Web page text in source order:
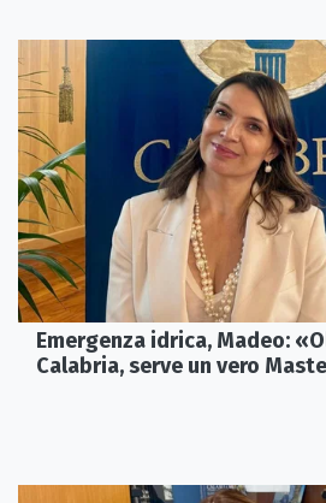
Emergenza idrica, Madeo:
Calabria, serve un vero